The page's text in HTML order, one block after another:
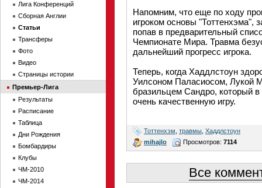
Напомним, что еще по ходу
игроком основы "Тоттенхэма",
попав в предварительный
Чемпионате Мира. Травма
дальнейший прогресс игрока.
Теперь, когда Хаддлстоун
Уилсоном Паласиосом, Лукой
бразильцем Сандро, который
очень качественную игру.
Тоттенхэм травмы Хаддлстоун
mihajlo
Просмотров: 7114
Все
Лига Конференций
Сборная Англии
Статьи
Трансферы
Фото
Видео
Страницы истории
Премьер-Лига
Результаты
Расписание
Таблица
Дни Рождения
Бомбардиры
Клубы
ЧМ-2010
ЧМ-2014